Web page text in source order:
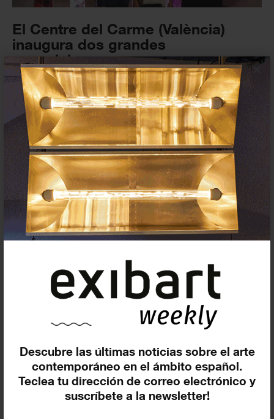
Descubre las últimas noticias sobre el arte
contemporáneo en el ámbito español.
Teclea tu dirección de correo electrónico y
suscríbete a la newsletter!
×
El Centre del Carme (València)
inaugura dos grandes
exposiciones
EXPOSICIONES 21 JULIO 2023
exibart.es destaca: Las Cigarreras
(Alacant) promueve una residencia
dirigida a artistas
10 JULIO 2023